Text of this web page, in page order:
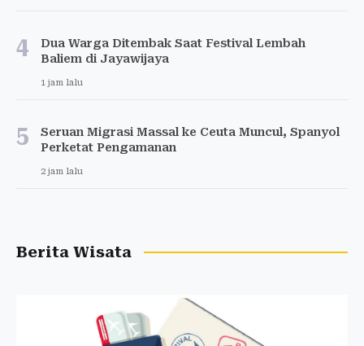
4
Dua Warga Ditembak Saat Festival Lembah
Baliem di Jayawijaya
1 jam lalu
5
Seruan Migrasi Massal ke Ceuta Muncul, Spanyol
Perketat Pengamanan
2 jam lalu
Berita Wisata